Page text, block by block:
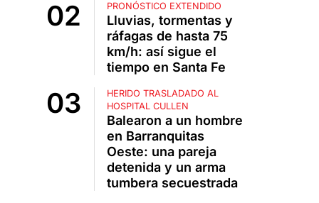
PRONÓSTICO EXTENDIDO
Lluvias, tormentas y
ráfagas de hasta 75
km/h: así sigue el
tiempo en Santa Fe
HERIDO TRASLADADO AL
HOSPITAL CULLEN
Balearon a un hombre
en Barranquitas
Oeste: una pareja
detenida y un arma
tumbera secuestrada